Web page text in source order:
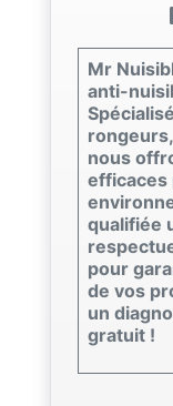
Mr
anti-
nous
efficaces
qualifiée
pour
de vos
un
gratuit !